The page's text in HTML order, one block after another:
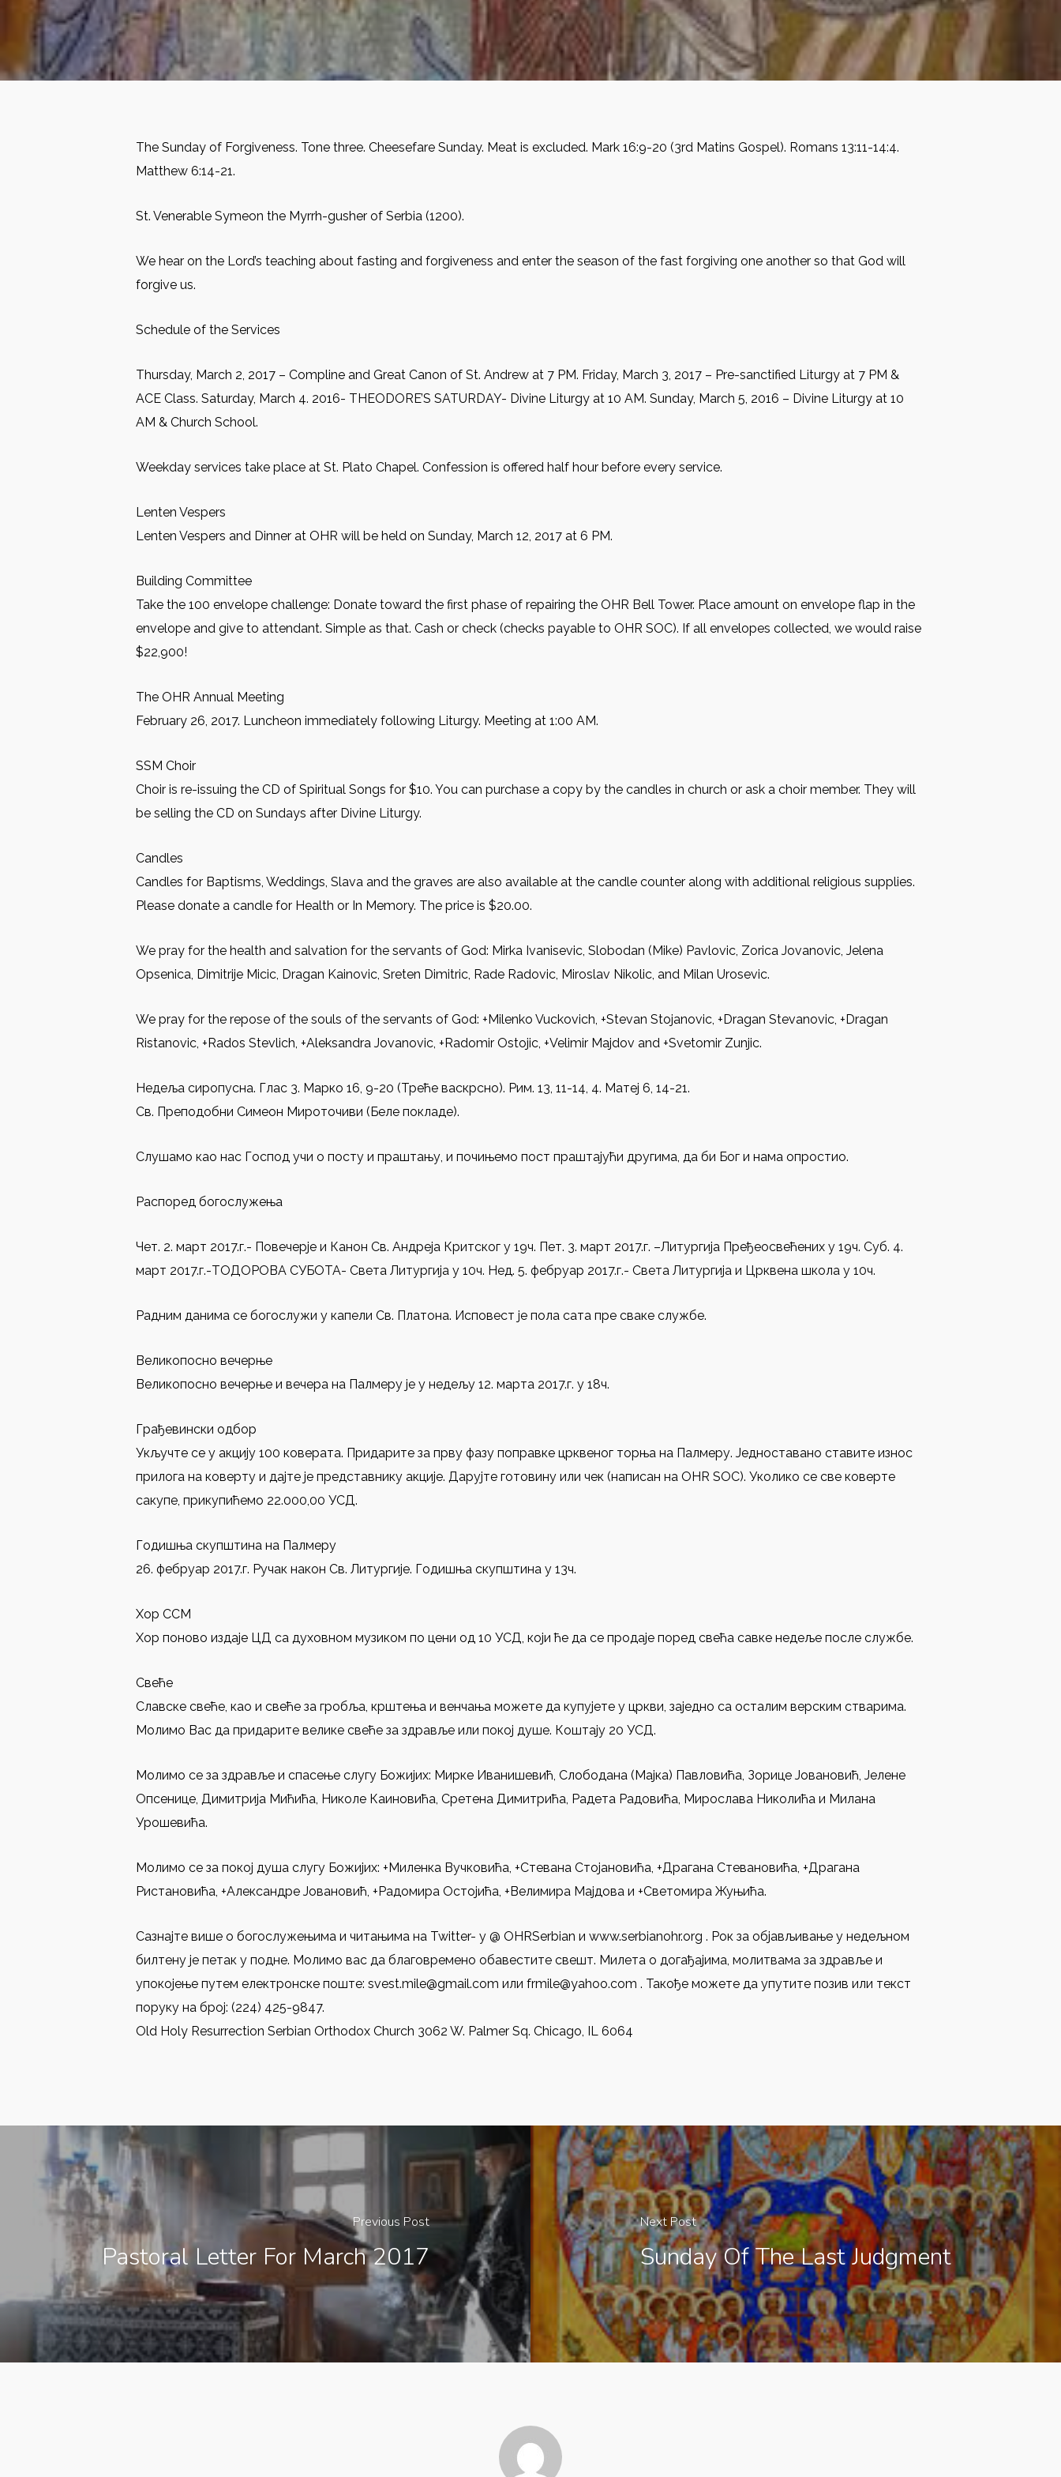
The Sunday of Forgiveness. Tone three. Cheesefare Sunday. Meat is excluded. Mark 16:9-20 (3rd Matins Gospel). Romans 13:11-14:4.
Matthew 6:14-21.
St. Venerable Symeon the Myrrh-gusher of Serbia (1200).
We hear on the Lord’s teaching about fasting and forgiveness and enter the season of the fast forgiving one another so that God will
forgive us.
Schedule of the Services
Thursday, March 2, 2017 – Compline and Great Canon of St. Andrew at 7 PM. Friday, March 3, 2017 – Pre-sanctified Liturgy at 7 PM &
ACE Class. Saturday, March 4. 2016- THEODORE’S SATURDAY- Divine Liturgy at 10 AM. Sunday, March 5, 2016 – Divine Liturgy at 10
AM & Church School.
Weekday services take place at St. Plato Chapel. Confession is offered half hour before every service.
Lenten Vespers
Lenten Vespers and Dinner at OHR will be held on Sunday, March 12, 2017 at 6 PM.
Building Committee
Take the 100 envelope challenge: Donate toward the first phase of repairing the OHR Bell Tower. Place amount on envelope flap in the
envelope and give to attendant. Simple as that. Cash or check (checks payable to OHR SOC). If all envelopes collected, we would raise
$22,900!
The OHR Annual Meeting
February 26, 2017. Luncheon immediately following Liturgy. Meeting at 1:00 AM.
SSM Choir
Choir is re-issuing the CD of Spiritual Songs for $10. You can purchase a copy by the candles in church or ask a choir member. They will
be selling the CD on Sundays after Divine Liturgy.
Candles
Candles for Baptisms, Weddings, Slava and the graves are also available at the candle counter along with additional religious supplies.
Please donate a candle for Health or In Memory. The price is $20.00.
We pray for the health and salvation for the servants of God: Mirkа Ivanisevic, Slobodan (Mike) Pavlovic, Zorica Jovanovic, Jelena
Opsenica, Dimitrije Micic, Dragan Kainovic, Sreten Dimitric, Rade Radovic, Miroslav Nikolic, and Milan Urosevic.
We pray for the repose of the souls of the servants of God: +Milenko Vuckovich, +Stevan Stojanovic, +Dragan Stevanovic, +Dragan
Ristanovic, +Rados Stevlich, +Aleksandra Jovanovic, +Radomir Ostojic, +Velimir Majdov and +Svetomir Zunjic.
Недеља сиропусна. Глас 3. Марко 16, 9-20 (Треће васкрсно). Рим. 13, 11-14, 4. Матеј 6, 14-21.
Св. Преподобни Симеон Мироточиви (Беле покладе).
Слушамо као нас Господ учи о посту и праштању, и почињемо пост праштајући другима, да би Бог и нама опростио.
Распоред богослужења
Чет. 2. март 2017.г.- Повечерје и Канон Св. Андреја Критског у 19ч. Пет. 3. март 2017.г. –Литургија Пређеосвећених у 19ч. Суб. 4.
март 2017.г.-ТОДОРОВА СУБОТА- Света Литургија у 10ч. Нед. 5. фебруар 2017.г.- Света Литургија и Црквена школа у 10ч.
Радним данима се богослужи у капели Св. Платона. Исповест је пола сата пре сваке службе.
Великопосно вечерње
Великопосно вечерње и вечера на Палмеру је у недељу 12. марта 2017.г. у 18ч.
Грађевински одбор
Укључте се у акцију 100 коверата. Придарите за прву фазу поправке црквеног торња на Палмеру. Једноставано ставите износ
прилога на коверту и дајте је представнику акције. Дарујте готовину или чек (написан на OHR SOC). Уколико се све коверте
сакупе, прикупићемо 22.000,00 УСД.
Годишња скупштина на Палмеру
26. фебруар 2017.г. Ручак након Св. Литургије. Годишња скупштина у 13ч.
Хор ССМ
Хор поново издаје ЦД са духовном музиком по цени од 10 УСД, који ће да се продаје поред свећа савке недеље после службе.
Свеће
Славске свеће, као и свеће за гробља, крштења и венчања можете да купујете у цркви, заједно са осталим верским стварима.
Молимо Вас да придарите велике свеће за здравље или покој душе. Коштају 20 УСД.
Молимо се за здравље и спасење слугу Божијих: Мирке Иванишевић, Слободана (Мајка) Павловића, Зорице Јовановић, Јелене
Опсенице, Димитрија Мићића, Николe Каиновића, Сретена Димитрића, Радета Радовића, Мирослава Николића и Милана
Урошевића.
Молимо се за покој душа слугу Божијих: +Миленка Вучковића, +Стевана Стојановића, +Драгана Стевановића, +Драгана
Ристановића, +Александре Јовановић, +Радомира Остојића, +Велимира Мајдова и +Светомира Жуњића.
Сазнајте више о богослужењима и читањима на Twitter- у @ OHRSerbian и www.serbianohr.org . Рок за објављивање у недељном
билтену је петак у подне. Молимо вас да благовремено обавестите свешт. Милета о догађајима, молитвама за здравље и
упокојење путем електронске поште: svest.mile@gmail.com или frmile@yahoo.com . Такође можете да упутите позив или текст
поруку на број: (224) 425-9847.
Old Holy Resurrection Serbian Orthodox Church 3062 W. Palmer Sq. Chicago, IL 6064
Previous Post
Pastoral Letter For March 2017
Next Post
Sunday Of The Last Judgment